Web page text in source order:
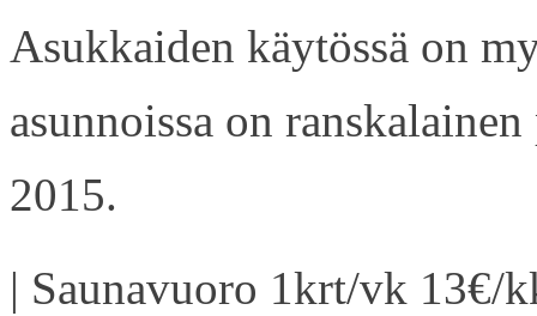
Asukkaiden käytössä on
asunnoissa on
2015.
| Saunavuoro 1krt/vk 13€/